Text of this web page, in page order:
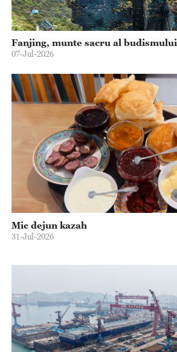
Fanjing, munte sacru al budismului
07-Jul-2026
Mic dejun kazah
31-Jul-2026